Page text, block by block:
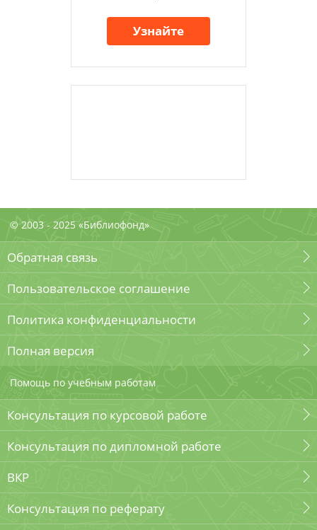
Узнайте
© 2003 - 2025 «Библиофонд»
Обратная связь
Пользовательское соглашение
Политика конфиденциальности
Полная версия
Помощь по учебным работам
Консультация по курсовой работе
Консультация по дипломной работе
ВКР
Консультация по реферату